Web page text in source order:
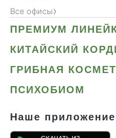
Все офисы›
ПРЕМИУМ
КИТАЙСКИЙ
ГРИБНАЯ
ПСИХОБИОМ
Наше приложение